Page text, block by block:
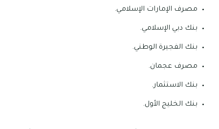
مصرف الإمارات الإسلامي.
بنك دبي الإسلامي.
بنك الفجيرة الوطني.
مصرف عجمان.
بنك الاستثمار.
بنك الخليج الأول.